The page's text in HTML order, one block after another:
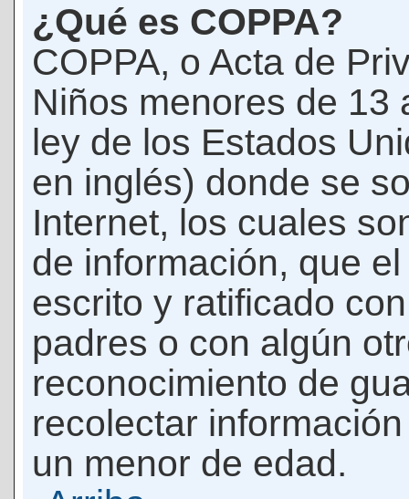
¿Qué es COPPA?
COPPA, o Acta de
Niños menores de 13
ley de los Estados
en inglés) donde se
Internet, los cuales
de información, que
escrito y ratificado
padres o con algún
reconocimiento de
recolectar
un menor de edad.